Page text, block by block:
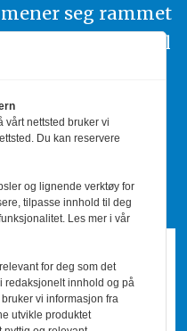
seg rammet
oppfordres til
Du kan
Faglige
vårt nettsted bruker vi
Du kan reservere
og lignende verktøy for
tilpasse innhold til deg
Les mer i vår
for deg som det
redaksjonelt innhold og på
vi informasjon fra
utvikle produktet